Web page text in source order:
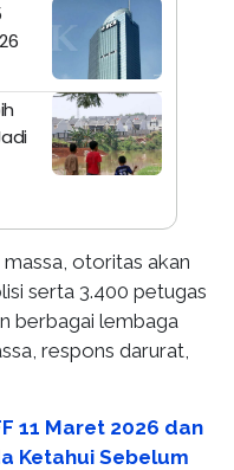
otoritas akan
serta 3.400 petugas
berbagai lembaga
respons darurat,
11 Maret 2026 dan
Ketahui Sebelum